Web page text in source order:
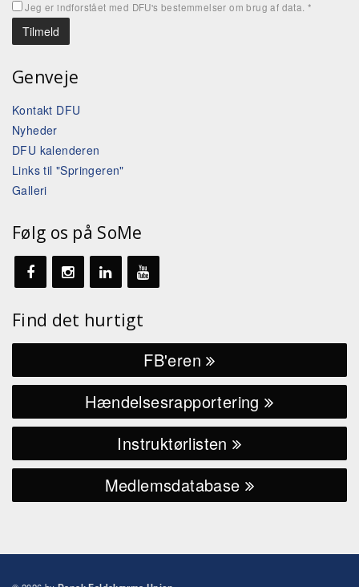
Jeg er indforstået med DFU's bestemmelser om brug af data.*
Genveje
Kontakt DFU
Nyheder
DFU kalenderen
Links til "Springeren"
Galleri
Følg os på SoMe
Find det hurtigt
FB'eren
Hændelsesrapportering
Instruktørlisten
Medlemsdatabase